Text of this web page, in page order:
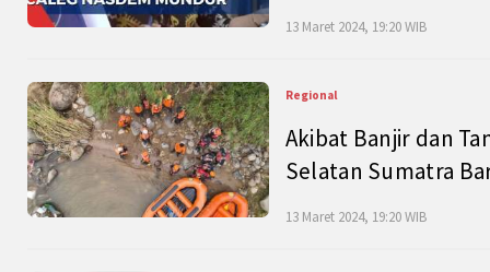
13 Maret 2024, 19:20 WIB
Regional
Akibat Banjir dan
Selatan Sumatra
13 Maret 2024, 19:20 WIB